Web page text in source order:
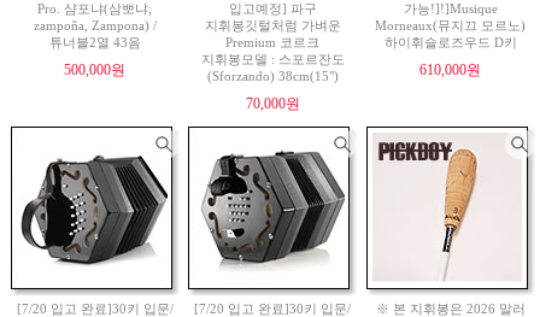
Pro. 샴포냐(삼뽀냐;
zampoña, Zampona) /
튜너블2열 43음
500,000원
입고예정] 파구
지휘봉깃털처럼 가벼운
Premium 코르크
지휘봉모델 : 스포르잔도
(Sforzando) 38cm(15")
70,000원
가능!]!]Musique
Morneaux(뮤지끄 모르노)
하이휘슬로즈우드 D키
610,000원
[7/20 입고 완료]30키 입문/
[7/20 입고 완료]30키 입문/
※ 본 지휘봉은 2026 말러